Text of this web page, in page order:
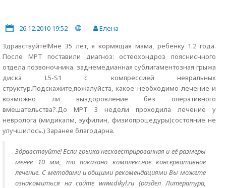
26.12.2010 19:52 -
Елена
Здравствуйте!Мне 35 лет, я кормящая мама, ребенку 1.2 года.
После МРТ поставили диагноз: остеохондроз пояснисчного
отдела позвоночника. заднемедианная сублигаментозная грыжа
диска L5-S1 с компрессией невральных
структур.Подскажите,пожалуйста, какое необходимо лечение и
возможно ли выздоровление без оперативного
вмешательства?.До МРТ 3 недели проходила лечение у
невролога (мидикалм, эуфилин, физиопроцедуры)состояние не
улучшилось.) Заранее благодарна.
Здравствуйте! Если грыжа несквестрированная и её размеры
менее 10 мм, то показано комплексное консервативное
лечение. С методами и общими рекомендациями Вы можете
ознакомиться на сайте www.dikyl.ru (раздел Литература,